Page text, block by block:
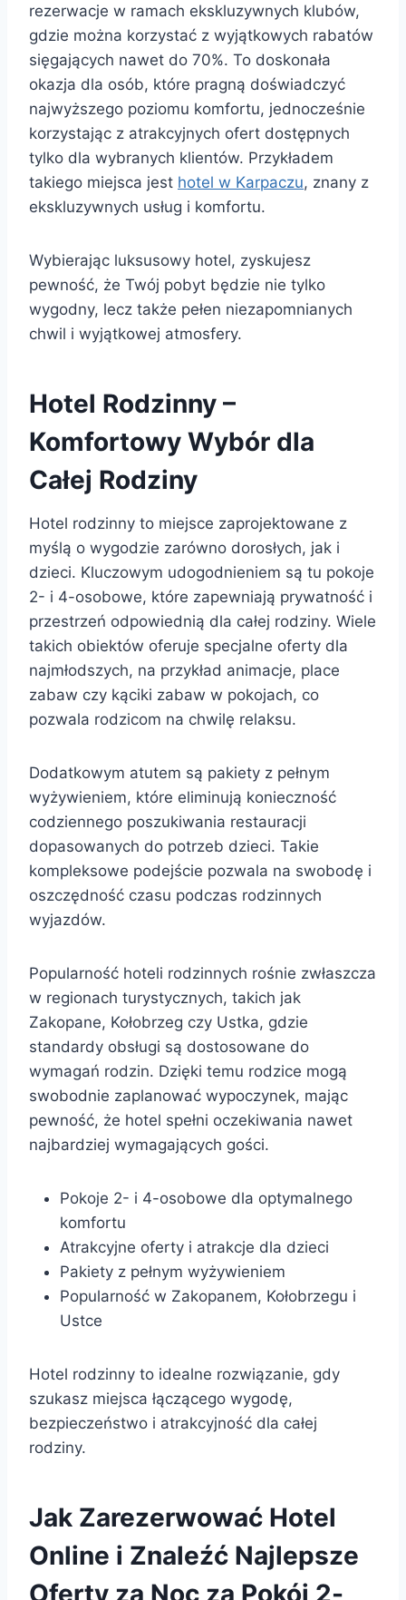
rezerwacje w ramach ekskluzywnych klubów,
gdzie można korzystać z wyjątkowych rabatów
sięgających nawet do 70%. To doskonała
okazja dla osób, które pragną doświadczyć
najwyższego poziomu komfortu, jednocześnie
korzystając z atrakcyjnych ofert dostępnych
tylko dla wybranych klientów. Przykładem
takiego miejsca jest hotel w Karpaczu, znany z
ekskluzywnych usług i komfortu.
Wybierając luksusowy hotel, zyskujesz
pewność, że Twój pobyt będzie nie tylko
wygodny, lecz także pełen niezapomnianych
chwil i wyjątkowej atmosfery.
Hotel Rodzinny –
Komfortowy Wybór dla
Całej Rodziny
Hotel rodzinny to miejsce zaprojektowane z
myślą o wygodzie zarówno dorosłych, jak i
dzieci. Kluczowym udogodnieniem są tu pokoje
2- i 4-osobowe, które zapewniają prywatność i
przestrzeń odpowiednią dla całej rodziny. Wiele
takich obiektów oferuje specjalne oferty dla
najmłodszych, na przykład animacje, place
zabaw czy kąciki zabaw w pokojach, co
pozwala rodzicom na chwilę relaksu.
Dodatkowym atutem są pakiety z pełnym
wyżywieniem, które eliminują konieczność
codziennego poszukiwania restauracji
dopasowanych do potrzeb dzieci. Takie
kompleksowe podejście pozwala na swobodę i
oszczędność czasu podczas rodzinnych
wyjazdów.
Popularność hoteli rodzinnych rośnie zwłaszcza
w regionach turystycznych, takich jak
Zakopane, Kołobrzeg czy Ustka, gdzie
standardy obsługi są dostosowane do
wymagań rodzin. Dzięki temu rodzice mogą
swobodnie zaplanować wypoczynek, mając
pewność, że hotel spełni oczekiwania nawet
najbardziej wymagających gości.
Pokoje 2- i 4-osobowe dla optymalnego
komfortu
Atrakcyjne oferty i atrakcje dla dzieci
Pakiety z pełnym wyżywieniem
Popularność w Zakopanem, Kołobrzegu i
Ustce
Hotel rodzinny to idealne rozwiązanie, gdy
szukasz miejsca łączącego wygodę,
bezpieczeństwo i atrakcyjność dla całej
rodziny.
Jak Zarezerwować Hotel
Online i Znaleźć Najlepsze
Oferty za Noc za Pokój 2-